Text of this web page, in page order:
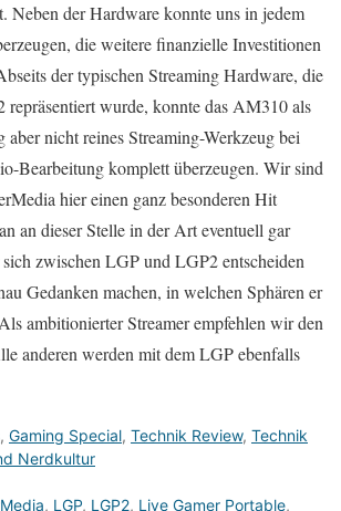
Neben der Hardware konnte uns in jedem
die weitere finanzielle Investitionen
der typischen Streaming Hardware, die
wurde, konnte das AM310 als
aber nicht reines Streaming-Werkzeug bei
Bearbeitung komplett überzeugen. Wir sind
hier einen ganz besonderen Hit
an dieser Stelle in der Art eventuell gar
zwischen LGP und LGP2 entscheiden
Gedanken machen, in welchen Sphären er
ambitionierter Streamer empfehlen wir den
anderen werden mit dem LGP ebenfalls
, Gaming Special, Technik Review, Technik
Nerdkultur
, LGP, LGP2, Live Gamer Portable,